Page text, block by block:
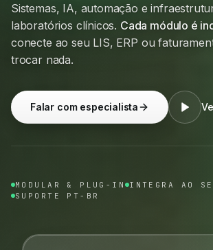
Sistemas, IA, automação e
laboratórios clínicos. Cada módulo é
conecte ao seu LIS, ERP ou
trocar nada.
Falar com especialista
MODULAR & PLUG-IN INTEGRA AO
SUPORTE PT-BR